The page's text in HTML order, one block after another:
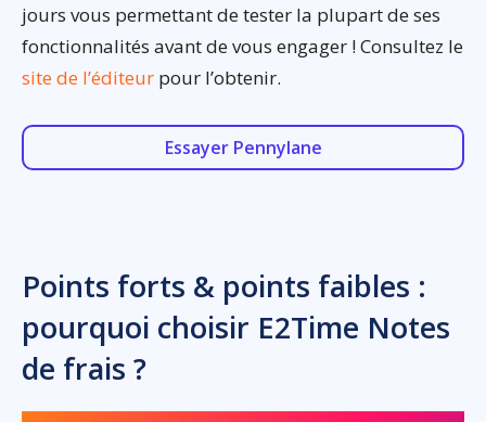
jours vous permettant de tester la plupart de ses
fonctionnalités avant de vous engager ! Consultez le
site de l’éditeur pour l’obtenir.
Essayer Pennylane
Points forts & points faibles :
pourquoi choisir E2Time Notes
de frais ?